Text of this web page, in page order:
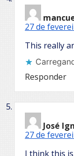
27 de
This really
Responder
José
27 de
I think this